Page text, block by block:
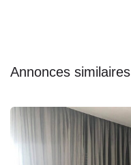
Annonces similaires